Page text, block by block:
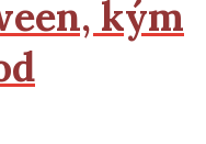
kým